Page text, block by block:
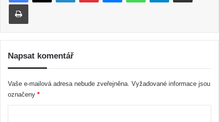
Napsat komentář
Vaše e-mailová adresa nebude zveřejněna. Vyžadované informace jsou
označeny *